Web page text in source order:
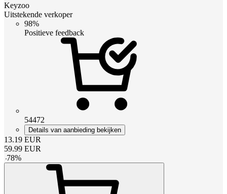
Keyzoo
Uitstekende verkoper
98%
Positieve feedback
54472
Details van aanbieding bekijken
13.19 EUR
59.99 EUR
-78%